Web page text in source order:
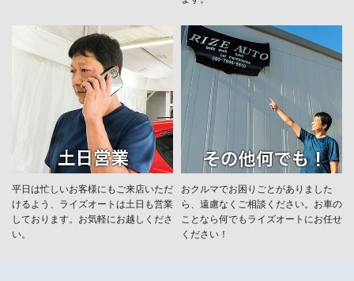
平日は忙しいお客様にもご来店いただ
けるよう、ライズオートは土日も営業
しております。お気軽にお越しくださ
い。
おクルマでお困りごとがありました
ら、遠慮なくご相談ください。お車の
ことなら何でもライズオートにお任せ
ください！